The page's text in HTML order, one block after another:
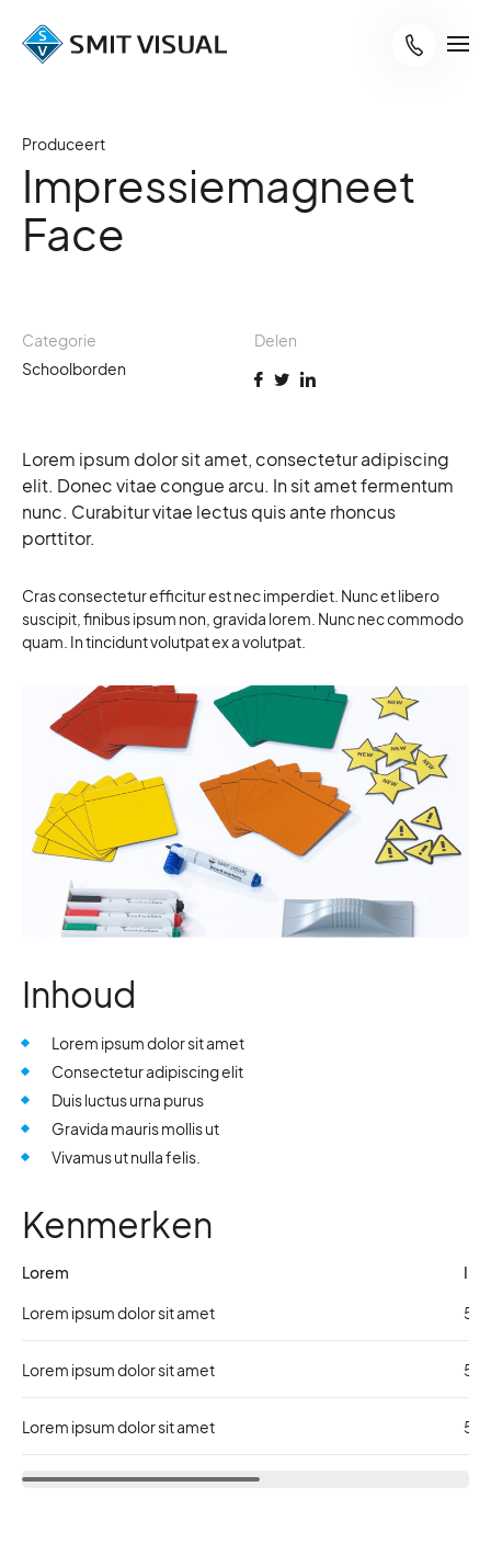
Produceert
Impressiemagneet
Face
Categorie
Schoolborden
Delen
Lorem ipsum dolor sit amet, consectetur adipiscing
elit. Donec vitae congue arcu. In sit amet fermentum
nunc. Curabitur vitae lectus quis ante rhoncus
porttitor.
Cras consectetur efficitur est nec imperdiet. Nunc et libero
suscipit, finibus ipsum non, gravida lorem. Nunc nec commodo
quam. In tincidunt volutpat ex a volutpat.
Inhoud
Lorem ipsum dolor sit amet
Consectetur adipiscing elit
Duis luctus urna purus
Gravida mauris mollis ut
Vivamus ut nulla felis.
Kenmerken
Lorem
Lorem ipsum dolor sit amet 5
Lorem ipsum dolor sit amet 5
Lorem ipsum dolor sit amet 5